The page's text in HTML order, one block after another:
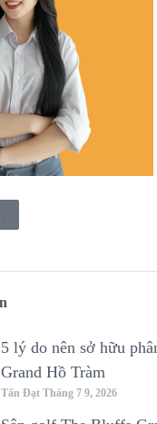
5 lý do nên sở hữu
Grand Hồ Tràm
Tấn Đạt Tháng 7 9, 2026